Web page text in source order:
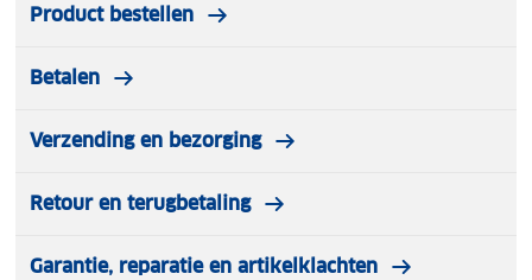
Product bestellen
Betalen
Verzending en bezorging
Retour en terugbetaling
Garantie, reparatie en artikelklachten